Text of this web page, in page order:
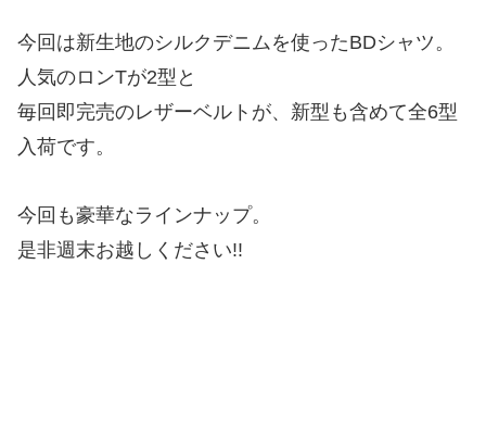
今回は新生地のシルクデニムを使ったBDシャツ。
人気のロンTが2型と
毎回即完売のレザーベルトが、新型も含めて全6型
入荷です。
今回も豪華なラインナップ。
是非週末お越しください!!